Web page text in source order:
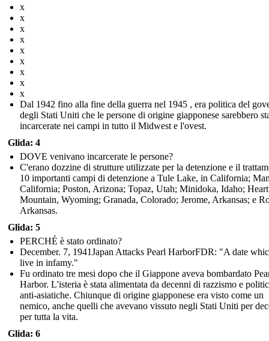
x
x
x
x
x
x
x
x
x
Dal 1942 fino alla fine della guerra nel 1945 , era politica del
degli Stati Uniti che le persone di origine giapponese sarebbero
incarcerate nei campi in tutto il Midwest e l'ovest.
Glida: 4
DOVE venivano incarcerate le persone?
C'erano dozzine di strutture utilizzate per la detenzione e il
10 importanti campi di detenzione a Tule Lake, in California;
California; Poston, Arizona; Topaz, Utah; Minidoka, Idaho; Heart
Mountain, Wyoming; Granada, Colorado; Jerome, Arkansas; e
Arkansas.
Glida: 5
PERCHÉ è stato ordinato?
December. 7, 1941Japan Attacks Pearl HarborFDR: "A date
live in infamy."
Fu ordinato tre mesi dopo che il Giappone aveva bombardato
Harbor. L'isteria è stata alimentata da decenni di razzismo e
anti-asiatiche. Chiunque di origine giapponese era visto come un
nemico, anche quelli che avevano vissuto negli Stati Uniti per
per tutta la vita.
Glida: 6